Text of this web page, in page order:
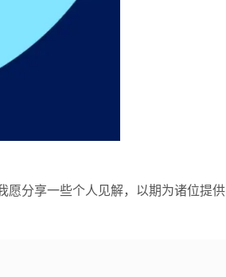
愿分享一些个人见解，以期为诸位提供